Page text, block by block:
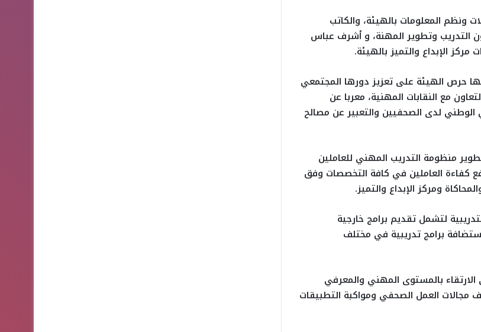
ونظم المعلومات بالهيئة، والكاتب
التدريب وتطوير المهنة، و أشرف عباس
الإبداع والتميز بالهيئة.
حرص الهيئة على تعزيز دورها المجتمعي
مع النقابات المهنية، معربا عن
الوطني لدى الصحفيين والتعبير عن مصالح
منظومة التدريب المهني للعاملين
كفاءة العاملين في كافة التخصصات وفق
ومركز الإبداع والتميز.
لتشمل تقديم برامج خارجية
برامج تدريبية في مختلف
بالمستوى المهني والمعرفي
العمل الصحفي ومواكبة التطبيقات